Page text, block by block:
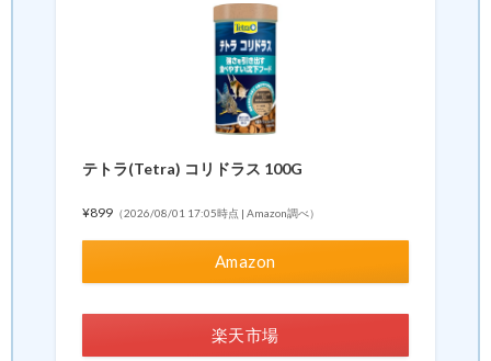
テトラ(Tetra) コリドラス 100G
¥899 （2026/08/01 17:05時点 | Amazon調べ）
Amazon
楽天市場